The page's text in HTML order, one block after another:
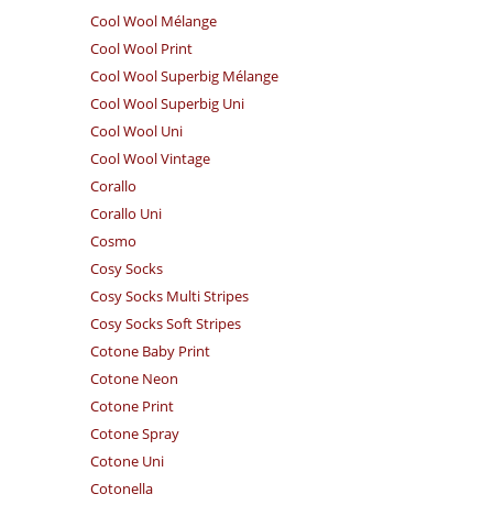
Cool Wool Mélange
Cool Wool Print
Cool Wool Superbig Mélange
Cool Wool Superbig Uni
Cool Wool Uni
Cool Wool Vintage
Corallo
Corallo Uni
Cosmo
Cosy Socks
Cosy Socks Multi Stripes
Cosy Socks Soft Stripes
Cotone Baby Print
Cotone Neon
Cotone Print
Cotone Spray
Cotone Uni
Cotonella